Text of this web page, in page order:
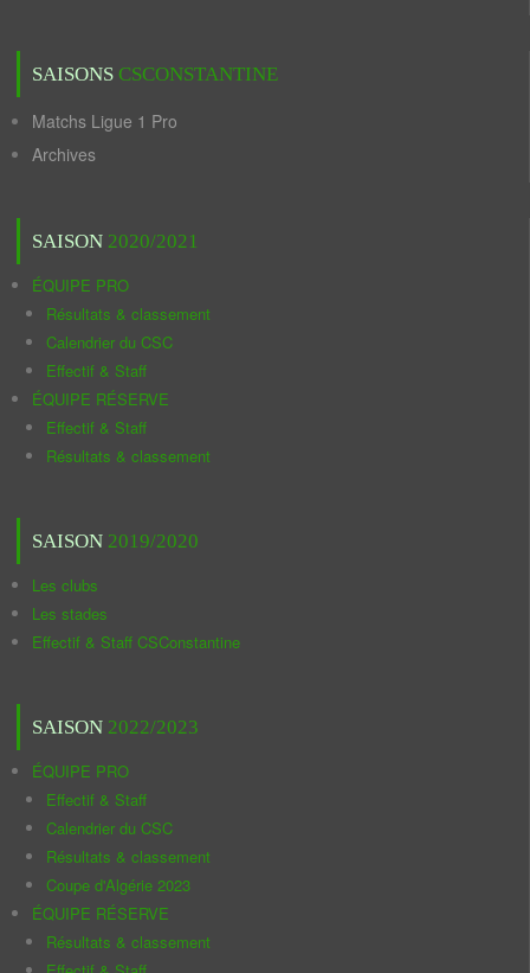
SAISONS CSCONSTANTINE
Matchs Ligue 1 Pro
Archives
SAISON 2020/2021
ÉQUIPE PRO
Résultats & classement
Calendrier du CSC
Effectif & Staff
ÉQUIPE RÉSERVE
Effectif & Staff
Résultats & classement
SAISON 2019/2020
Les clubs
Les stades
Effectif & Staff CSConstantine
SAISON 2022/2023
ÉQUIPE PRO
Effectif & Staff
Calendrier du CSC
Résultats & classement
Coupe d'Algérie 2023
ÉQUIPE RÉSERVE
Résultats & classement